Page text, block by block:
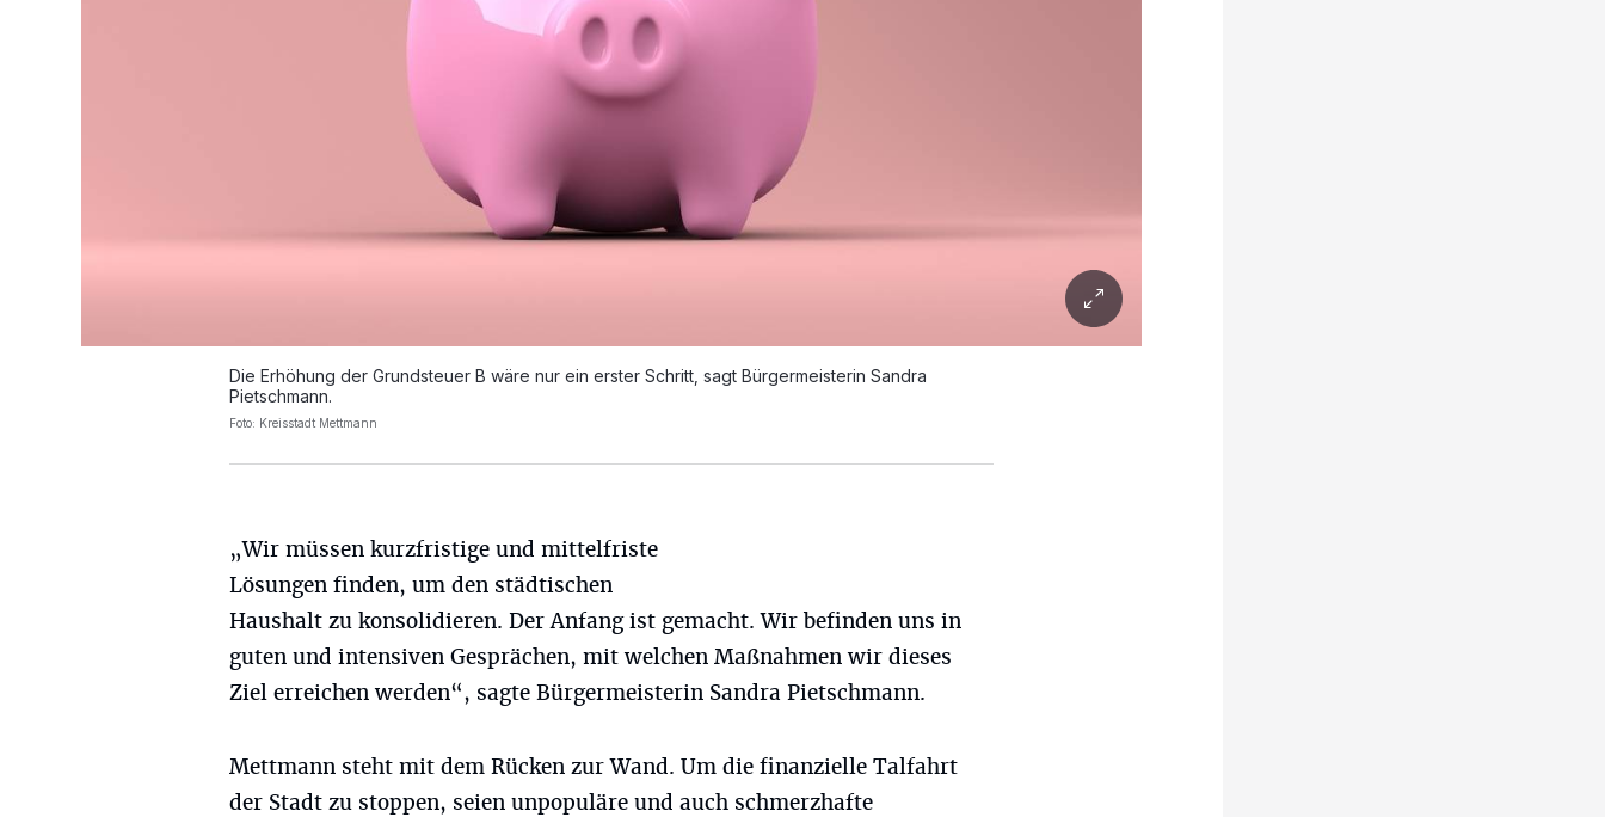
Die Erhöhung der Grundsteuer B wäre nur ein erster Schritt, sagt Bürgermeisterin Sandra
Pietschmann.
Foto: Kreisstadt Mettmann
„Wir müssen kurzfristige und mittelfriste
Lösungen finden, um den städtischen
Haushalt zu konsolidieren. Der Anfang ist gemacht. Wir befinden uns in
guten und intensiven Gesprächen, mit welchen Maßnahmen wir dieses
Ziel erreichen werden“, sagte Bürgermeisterin Sandra Pietschmann.
Mettmann steht mit dem Rücken zur Wand. Um die finanzielle Talfahrt
der Stadt zu stoppen, seien unpopuläre und auch schmerzhafte